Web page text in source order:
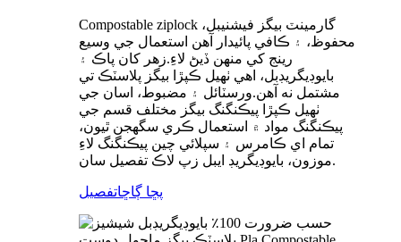
Compostable ziplock گارمينٽ بيگز فيشنيبل،
محفوظ، ۽ ڪافي پائيدار آهن استعمال جي وسيع
رينج کي منهن ڏيڻ لاءِ.زهر کان پاڪ ۽
بايوڊيگريڊبل، اهي ٺهيل ڪپڙا بيگز پلاسٽڪ تي
مشتمل نه آهن.ورسٽائل ۽ مضبوط، اسان جي
ٺهيل ڪپڙا پيڪنگنگ بيگز مختلف قسم جي
پيڪنگنگ مواد ۾ استعمال ڪري سگھجن ٿيون،
تمام اي ڪامرس ۽ سپلائي چين پيڪنگنگ لاءِ
موزون، بايوڊيگريڊ ايبل زپ لاڪ تفصيل سان.
پڇا ڳاڇاتفصيل